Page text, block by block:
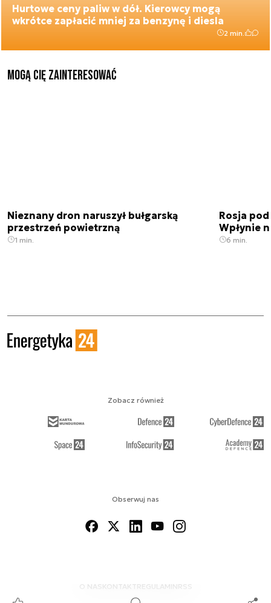
Hurtowe ceny paliw w dół. Kierowcy mogą
wkrótce zapłacić mniej za benzynę i diesla
2 min.
Mogą Cię zainteresować
Nieznany dron naruszył bułgarską
przestrzeń powietrzną
1 min.
Rosja
Wpłynie
6 min.
Obserwuj nas
O NAS KONTAKTREGULAMINRSS
Zobacz również